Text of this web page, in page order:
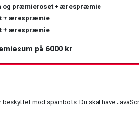
og præmieroset + ærespræmie
+ ærespræmie
+ ærespræmie
på 6000 kr
beskyttet mod spambots. Du skal have